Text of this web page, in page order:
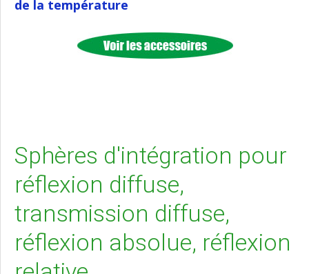
de la température
Sphères d'intégration pour
réflexion diffuse,
transmission diffuse,
réflexion absolue, réflexion